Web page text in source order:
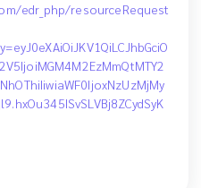
edr_php/resourceRequest